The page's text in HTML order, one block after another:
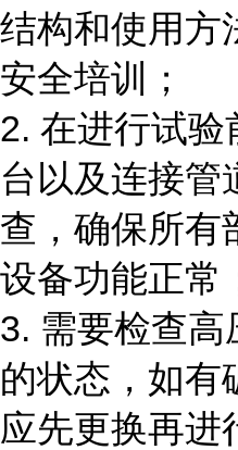
结构和使用方
安全培训；
2. 在进行试
台以及连接管
查，确保所有
设备功能正常
3. 需要检查高
的状态，如有
应先更换再进